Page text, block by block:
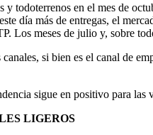
y todoterrenos en el mes de
día más de entregas, el
Los meses de julio y, sobre
si bien es el canal de
sigue en positivo para
LIGEROS